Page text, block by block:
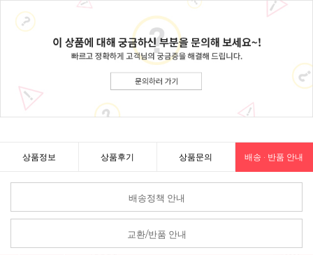
상품정보 상품후기 상품문의 배송 · 반품 안내
배송정책 안내
교환/반품 안내